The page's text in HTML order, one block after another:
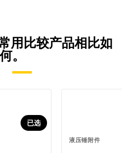
用比较产品相比如
何。
已选
液压锤附件